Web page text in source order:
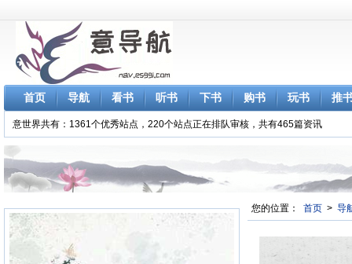
首页 导航 看书 听书 下书 购书 玩书 推
意世界共有：1361个优秀站点，220个站点正在排队审核，共有465篇资讯
您的位置： 首页 > 导